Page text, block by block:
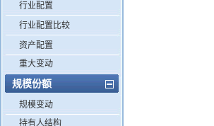
行业配置
行业配置比较
资产配置
重大变动
规模份额
规模变动
持有人结构